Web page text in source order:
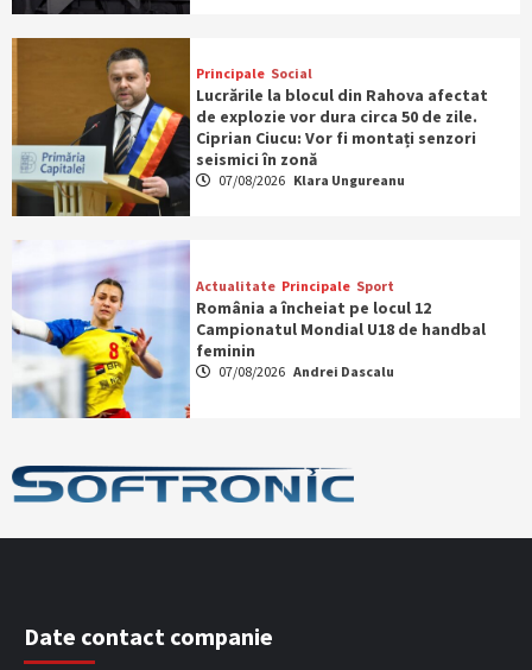
Principale Social
Lucrările la blocul din Rahova afectat
de explozie vor dura circa 50 de zile.
Ciprian Ciucu: Vor fi montați senzori
seismici în zonă
07/08/2026 Klara Ungureanu
Actualitate Principale Sport
România a încheiat pe locul 12
Campionatul Mondial U18 de handbal
feminin
07/08/2026 Andrei Dascalu
Date contact companie